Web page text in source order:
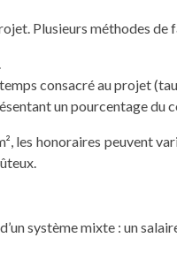
Plusieurs méthodes
consacré au projet
un pourcentage du
les honoraires peuvent
système mixte : un